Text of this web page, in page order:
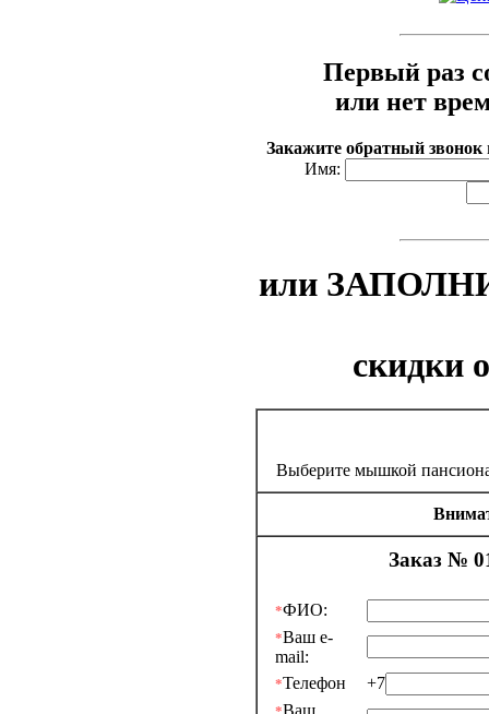
Первый раз
или нет
Закажите обратный звонок
Имя:
или
скидки
Выберите мышкой
Заказ №
*ФИО:
*Ваш e-
mail:
*Телефон +7
Ваш